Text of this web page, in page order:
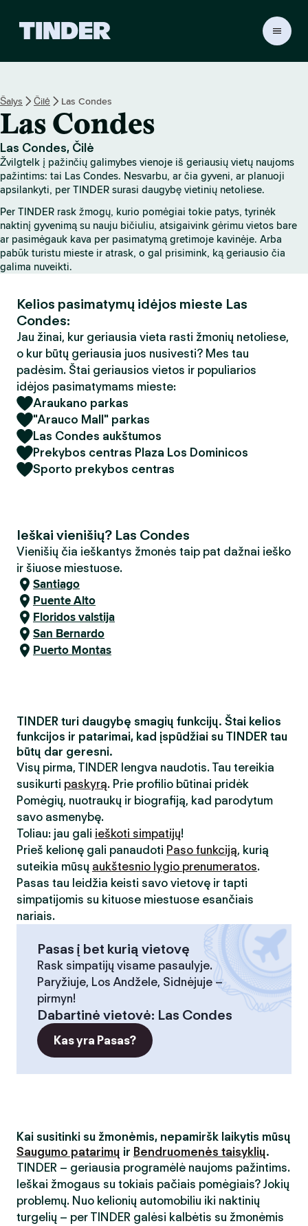
p
a
r
i
n
n
i
s
Šalys Čilė Las Condes
Las Condes
Las Condes, Čilė
Žvilgtelk į pažinčių galimybes vienoje iš geriausių vietų naujoms
pažintims: tai Las Condes. Nesvarbu, ar čia gyveni, ar planuoji
apsilankyti, per TINDER surasi daugybę vietinių netoliese.
Per TINDER rask žmogų, kurio pomėgiai tokie patys, tyrinėk
naktinį gyvenimą su nauju bičiuliu, atsigaivink gėrimu vietos bare
ar pasimėgauk kava per pasimatymą gretimoje kavinėje. Arba
pabūk turistu mieste ir atrask, o gal prisimink, ką geriausio čia
galima nuveikti.
Kelios pasimatymų idėjos mieste Las
Condes:
Jau žinai, kur geriausia vieta rasti žmonių netoliese,
o kur būtų geriausia juos nusivesti? Mes tau
padėsim. Štai geriausios vietos ir populiarios
idėjos pasimatymams mieste:
Araukano parkas
"Arauco Mall" parkas
Las Condes aukštumos
Prekybos centras Plaza Los Dominicos
Sporto prekybos centras
Ieškai vienišių? Las Condes
Vienišių čia ieškantys žmonės taip pat dažnai ieško
ir šiuose miestuose.
Santiago
Puente Alto
Floridos valstija
San Bernardo
Puerto Montas
TINDER turi daugybę smagių funkcijų. Štai kelios
funkcijos ir patarimai, kad įspūdžiai su TINDER tau
būtų dar geresni.
Visų pirma, TINDER lengva naudotis. Tau tereikia
susikurti paskyrą. Prie profilio būtinai pridėk
Pomėgių, nuotraukų ir biografiją, kad parodytum
savo asmenybę.
Toliau: jau gali ieškoti simpatijų!
Prieš kelionę gali panaudoti Paso funkciją, kurią
suteikia mūsų aukštesnio lygio prenumeratos.
Pasas tau leidžia keisti savo vietovę ir tapti
simpatijomis su kituose miestuose esančiais
nariais.
Pasas į bet kurią vietovę
Rask simpatijų visame pasaulyje.
Paryžiuje, Los Andžele, Sidnėjuje –
pirmyn!
Dabartinė vietovė: Las Condes
Kas yra Pasas?
Kai susitinki su žmonėmis, nepamiršk laikytis mūsų
Saugumo patarimų ir Bendruomenės taisyklių.
TINDER – geriausia programėlė naujoms pažintims.
Ieškai žmogaus su tokiais pačiais pomėgiais? Jokių
problemų. Nuo kelionių automobiliu iki naktinių
turgelių – per TINDER galėsi kalbėtis su žmonėmis